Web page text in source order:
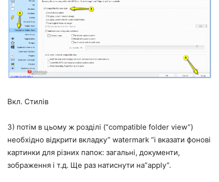
Вкл. Стилів
3) потім в цьому ж розділі (“compatible folder view”)
необхідно відкрити вкладку” watermark “і вказати фонові
картинки для різних папок: загальні, документи,
зображення і т.д. Ще раз натиснути на”apply”.